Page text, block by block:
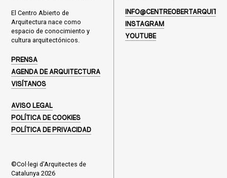
El Centro Abierto de
Arquitectura nace como
espacio de conocimiento y
cultura arquitectónicos.
PRENSA
AGENDA DE ARQUITECTURA
VISÍTANOS
AVISO LEGAL
POLÍTICA DE COOKIES
POLÍTICA DE PRIVACIDAD
©Col·legi d'Arquitectes de
Catalunya 2026
INSTAGRAM
YOUTUBE